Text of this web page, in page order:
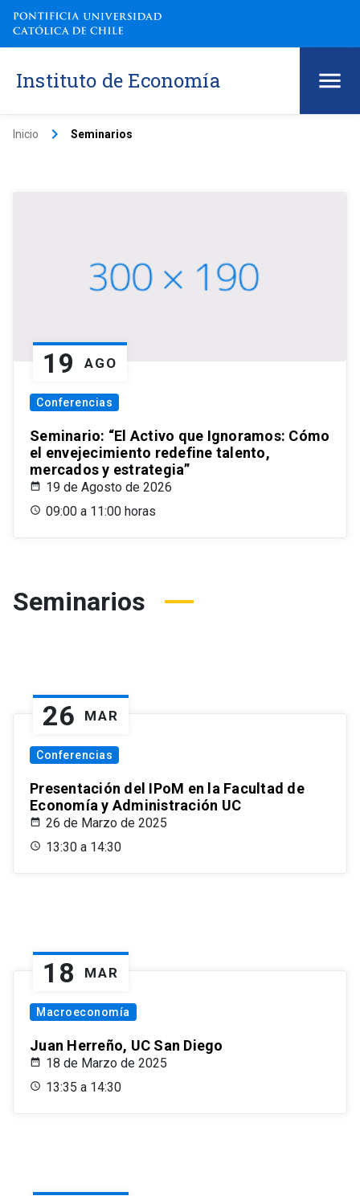
Instituto de Economía
Inicio keyboard_arrow_right Seminarios
19 AGO
Conferencias
Seminario: “El Activo que Ignoramos: Cómo
el envejecimiento redefine talento,
mercados y estrategia”
19 de Agosto de 2026
09:00 a 11:00 horas
Seminarios
26 MAR
Conferencias
Presentación del IPoM en la Facultad de
Economía y Administración UC
26 de Marzo de 2025
13:30 a 14:30
18 MAR
Macroeconomía
Juan Herreño, UC San Diego
18 de Marzo de 2025
13:35 a 14:30